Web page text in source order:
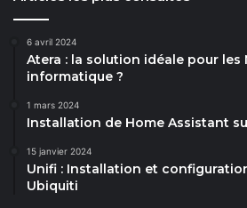
6 avril 2024
Atera : la solution idéale pour les
informatique ?
1 mars 2024
Installation de Home Assistant
15 janvier 2024
Unifi : Installation et
Ubiquiti